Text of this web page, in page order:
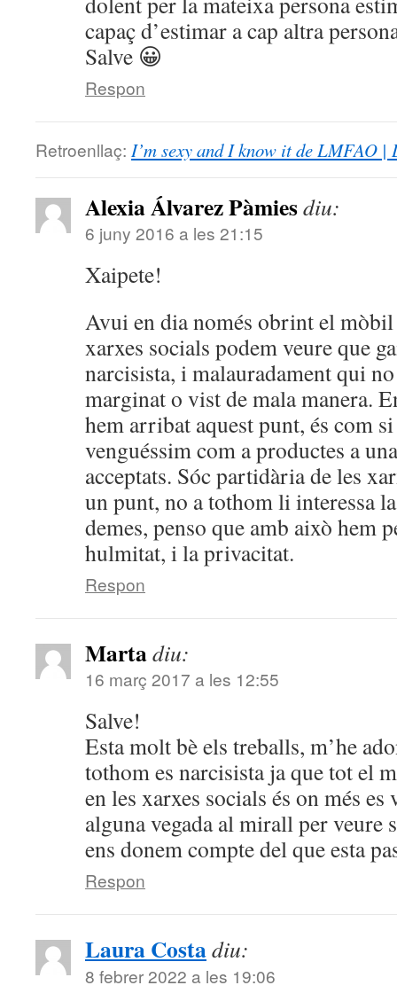
capaç d’estimar a cap altra
Salve 😀
Respon
Retroenllaç: I’m sexy and I know it de LMFAO
Alexia Álvarez Pàmiesdiu:
6 juny 2016 a les 21:15
Xaipete!
Avui en dia només obrint el
xarxes socials podem veure que
narcisista, i malauradament qui
marginat o vist de mala manera.
hem arribat aquest punt, és com
venguéssim com a productes a
acceptats. Sóc partidària de les
un punt, no a tothom li interessa
demes, penso que amb això hem
hulmitat, i la privacitat.
Respon
Martadiu:
16 març 2017 a les 12:55
Salve!
Esta molt bè els treballs, m’he
tothom es narcisista ja que tot el
en les xarxes socials és on més
alguna vegada al mirall per veure
ens donem compte del que esta
Respon
Laura Costadiu:
8 febrer 2022 a les 19:06